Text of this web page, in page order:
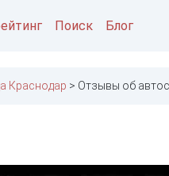
Поиск Блог
Краснодар Отзывы об